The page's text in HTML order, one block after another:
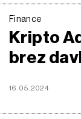
Finance
Kripto
brez
16.05.2024